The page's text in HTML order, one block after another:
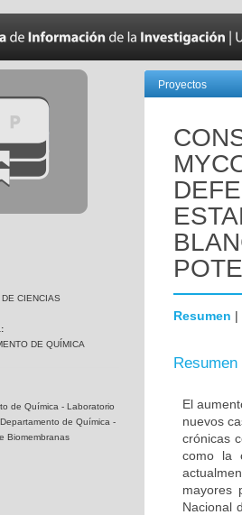
DE CIENCIAS
DE QUÍMICA
de Química - Laboratorio
de Química -
Biomembranas
Proyectos
Resumen |
Resumen
El
nuevos
crónicas
como la
mayores
Nacional